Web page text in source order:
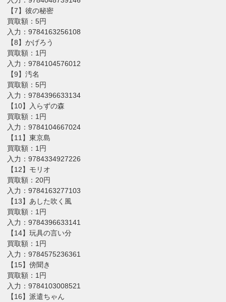
【7】彼の秘密
買取額：5円
入力：9784163256108
【8】かげろう
買取額：1円
入力：9784104576012
【9】汚名
買取額：5円
入力：9784396633134
【10】入らずの森
買取額：1円
入力：9784104667024
【11】東京島
買取額：1円
入力：9784334927226
【12】モリオ
買取額：20円
入力：9784163277103
【13】あした吹く風
買取額：1円
入力：9784396633141
【14】玩具の言い分
買取額：1円
入力：9784575236361
【15】傍聞き
買取額：1円
入力：9784103008521
【16】派遣ちゃん